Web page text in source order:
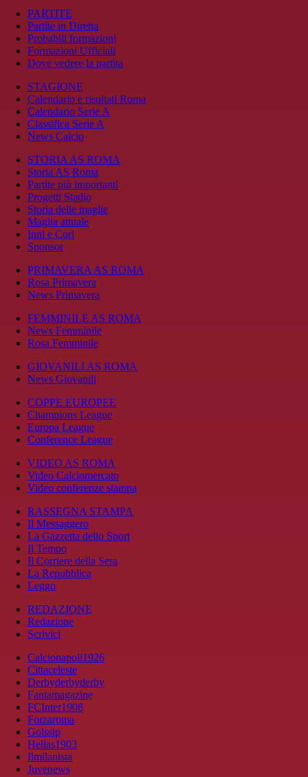
PARTITE
Partite in Diretta
Probabili formazioni
Formazioni Ufficiali
Dove vedere la partita
STAGIONE
Calendario e risultati Roma
Calendario Serie A
Classifica Serie A
News Calcio
STORIA AS ROMA
Storia AS Roma
Partite più importanti
Progetti Stadio
Storia delle maglie
Maglia attuale
Inni e Cori
Sponsor
PRIMAVERA AS ROMA
Rosa Primavera
News Primavera
FEMMINILE AS ROMA
News Femminile
Rosa Femminile
GIOVANILI AS ROMA
News Giovanili
COPPE EUROPEE
Champions League
Europa League
Conference League
VIDEO AS ROMA
Video Calciomercato
Video conferenze stampa
RASSEGNA STAMPA
Il Messaggero
La Gazzetta dello Sport
Il Tempo
Il Corriere della Sera
La Repubblica
Leggo
REDAZIONE
Redazione
Scrivici
Calcionapoli1926
Cittaceleste
Derbyderbyderby
Fantamagazine
FCInter1908
Forzaroma
Golssip
Hellas1903
Ilmilanista
Juvenews